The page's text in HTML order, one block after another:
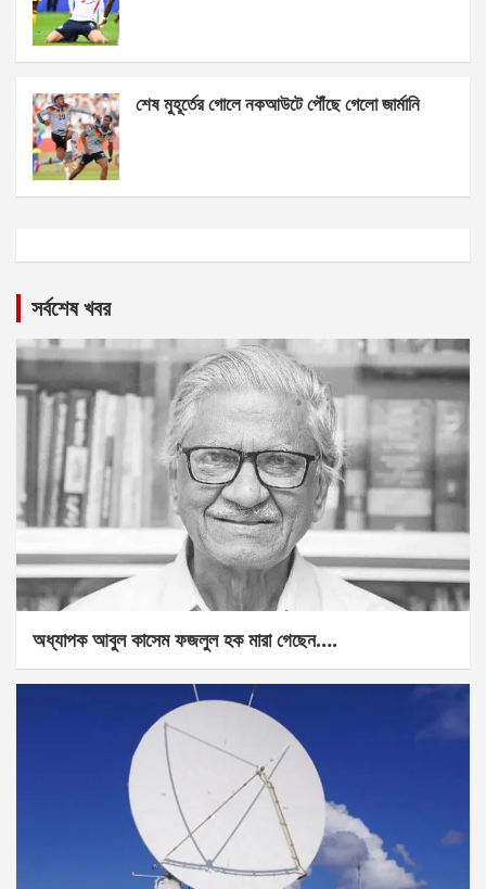
শেষ মুহূর্তের গোলে নকআউটে পৌঁছে গেলো জার্মানি
সর্বশেষ খবর
অধ্যাপক আবুল কাসেম ফজলুল হক মারা গেছেন….